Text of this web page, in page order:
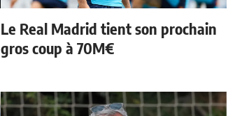
Le Real Madrid tient son prochain
gros coup à 70M€